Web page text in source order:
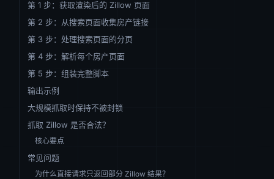
第 1 步：获取渲染后的 Zillow 页面
第 2 步：从搜索页面收集房产链接
第 3 步：处理搜索页面的分页
第 4 步：解析每个房产页面
第 5 步：组装完整脚本
输出示例
大规模抓取时保持不被封锁
抓取 Zillow 是否合法？
核心要点
常见问题
为什么直接请求只返回部分 Zillow 结果？